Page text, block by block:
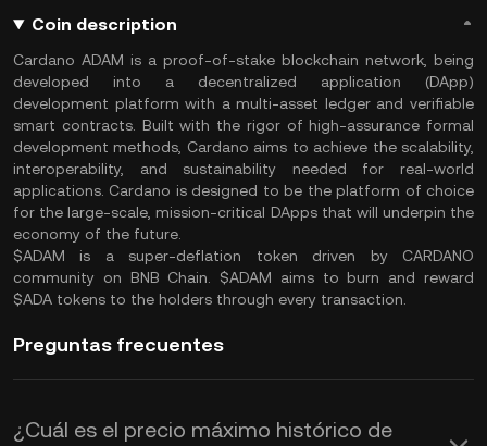
Coin description
Cardano ADAM is a proof-of-stake blockchain network, being
developed into a decentralized application (DApp)
development platform with a multi-asset ledger and verifiable
smart contracts. Built with the rigor of high-assurance formal
development methods, Cardano aims to achieve the scalability,
interoperability, and sustainability needed for real-world
applications. Cardano is designed to be the platform of choice
for the large-scale, mission-critical DApps that will underpin the
economy of the future.
$ADAM is a super-deflation token driven by CARDANO
community on BNB Chain. $ADAM aims to burn and reward
$ADA tokens to the holders through every transaction.
Preguntas frecuentes
¿Cuál es el precio máximo histórico de